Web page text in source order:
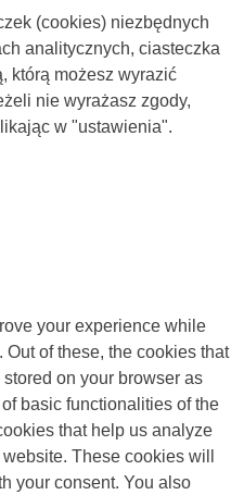
(cookies) niezbędnych
analitycznych, ciasteczka
którą możesz wyrazić
nie wyrażasz zgody,
w "ustawienia".
your experience while
of these, the cookies that
on your browser as
basic functionalities of the
that help us analyze
These cookies will
your consent. You also